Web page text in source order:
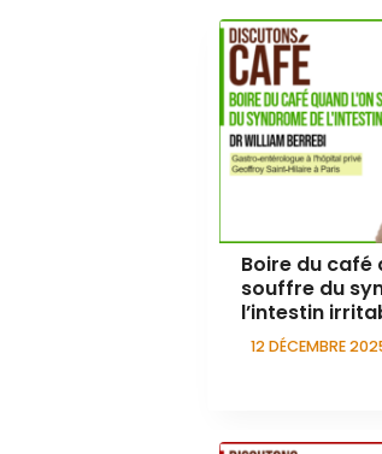
Boire du café
souffre du
l’intestin
12 DÉCEMBRE